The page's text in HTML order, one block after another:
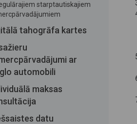
starptautiskajiem
tahogrāfa kartes
ar
automobili
maksas
datu